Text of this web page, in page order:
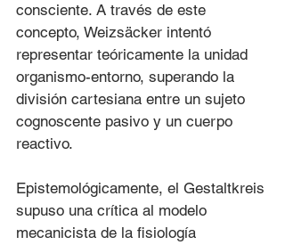
consciente. A través de este
concepto, Weizsäcker intentó
representar teóricamente la unidad
organismo-entorno, superando la
división cartesiana entre un sujeto
cognoscente pasivo y un cuerpo
reactivo.
Epistemológicamente, el Gestaltkreis
supuso una crítica al modelo
mecanicista de la fisiología